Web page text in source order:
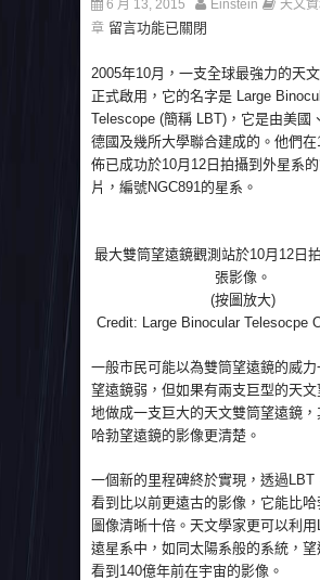
6 月 13, 2015 Einstein 天文
章 留言功能已關閉
2005年10月，一支全球最強力的天
正式啟用，它的名字是 Large
Telescope (簡稱 LBT)，它是由美國
德國及幾所大學聯合建成的。他們
佈已成功於10月12日拍攝到外星系
片，編號NGC891的星系。
最大雙筒望遠鏡觀測站於10月12日
張影像。
(按圖放大)
Credit: Large Binocular Telesocpe
一般市民可能以為雙筒望遠鏡的威
望遠鏡弱，但如果有兩支巨型的天
地做成一支巨大的天文雙筒望遠鏡
哈勃望遠鏡的影像更清楚。
一個新的里程碑終於實現，透過LBT
看到比以前更遠古的影像，它能比哈
圖像清晰十倍。天文學家更可以利
遠星系中，如同太陽系般的系統，望
看到140億年前在宇宙的影像。